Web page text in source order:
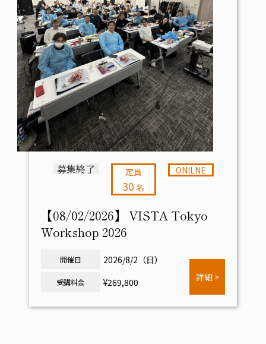
募集終了 定員
30 名
ONILNE
【08/02/2026】 VISTA Tokyo
Workshop 2026
開催日 2026/8/2（日）
受講料金 ¥269,800 詳細 >